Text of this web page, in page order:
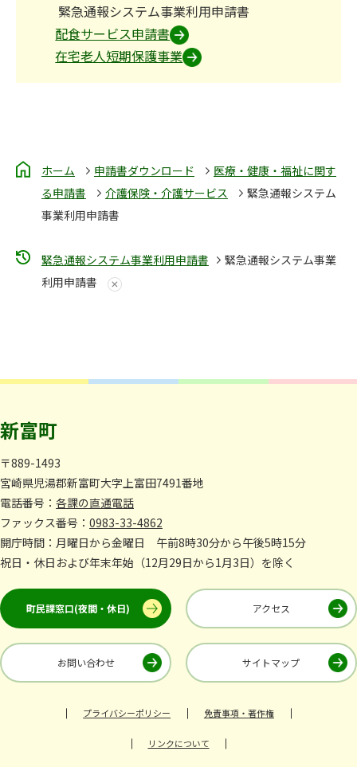
緊急通報システム事業利用申請書
配食サービス申請書
在宅老人短期保護事業
ホーム 申請書ダウンロード
医療・健康・福祉に関す
る申請書
介護保険・介護サービス
緊急通報システム
事業利用申請書
緊急通報システム事業利用申請書
緊急通報システム事業
利用申請書
新富町
〒889-1493
宮崎県児湯郡新富町大字上富田7491番地
電話番号： 各課の直通電話
ファックス番号： 0983-33-4862
開庁時間：月曜日から金曜日 午前8時30分から午後5時15分
祝日・休日および年末年始（12月29日から1月3日）を除く
町民課窓口(夜間・休日) アクセス
お問い合わせ サイトマップ
プライバシーポリシー 免責事項・著作権
リンクについて